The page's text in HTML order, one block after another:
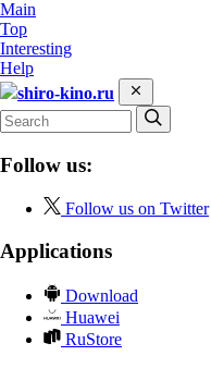
Main
Top
Interesting
Help
shiro-kino.ru
Follow us:
Follow us on Twitter
Applications
Download
Huawei
RuStore